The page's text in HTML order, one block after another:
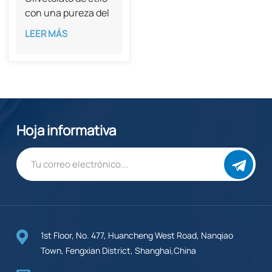
con una pureza del
98 % CAS 38862-
65-6
LEER MÁS
Hoja informativa
1st Floor, No. 477, Huancheng West Road, Nanqiao
Town, Fengxian District, Shanghai,China